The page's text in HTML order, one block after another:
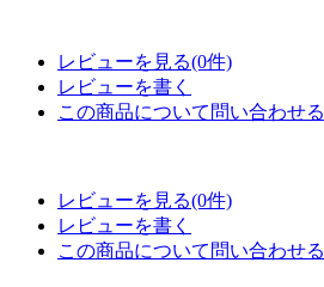
レビューを見る(0件)
レビューを書く
この商品について問い合わせる
レビューを見る(0件)
レビューを書く
この商品について問い合わせる